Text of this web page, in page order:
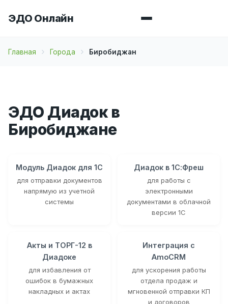
ЭДО Онлайн
Главная Города Биробиджан
ЭДО Диадок в
Биробиджане
Модуль Диадок для 1С
для отправки документов
напрямую из учетной
системы
Диадок в 1С:Фреш
для работы с
электронными
документами в облачной
версии 1С
Акты и ТОРГ-12 в
Диадоке
для избавления от
ошибок в бумажных
накладных и актах
Интеграция с
AmoCRM
для ускорения работы
отдела продаж и
мгновенной отправки КП
и договоров